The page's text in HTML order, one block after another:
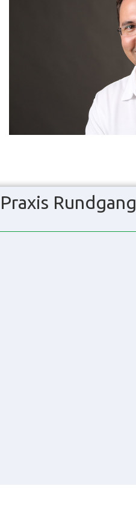
Praxis Rundgang